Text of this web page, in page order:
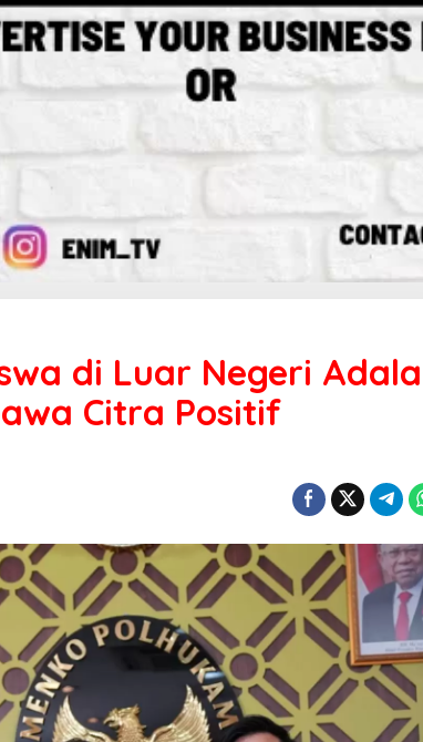
di Luar Negeri
Citra Positif